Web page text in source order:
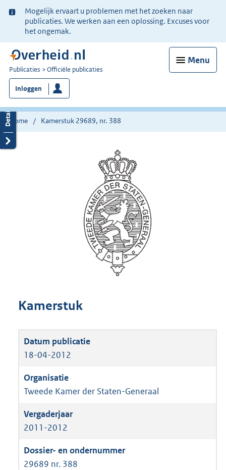
Ter
informatie:
Mogelijk ervaart u problemen met het zoeken naar
publicaties. We werken aan een oplossing. Excuses voor
het ongemak.
Menu
U
bent
nu
hier:
Publicaties Officiële publicaties
Inloggen
Home Kamerstuk 29689, nr. 388
Kamerstuk
18-04-2012
Tweede Kamer der Staten-Generaal
2011-2012
29689 nr. 388